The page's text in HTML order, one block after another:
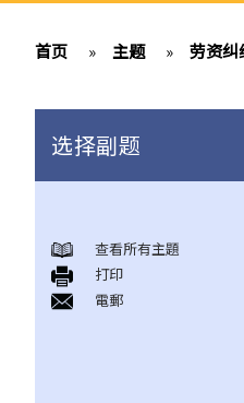
首页 » 主题 » 劳资纠
选择副题
A. 「雇佣合约」之阐释
1. 雇佣合约的持续期是多久？
查看所有主題
打印
電郵